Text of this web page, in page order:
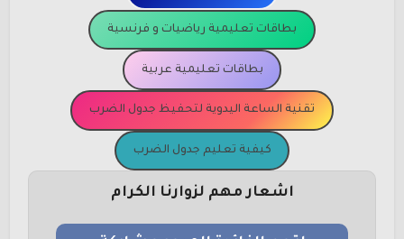
بطاقات تعليمية رياضيات و فرنسية
بطاقات تعليمية عربية
تقنية الساعة اليدوية لتحفيظ جدول الضرب
كيفية تعليم جدول الضرب
لتعم الفائدة المرجو مشاركة